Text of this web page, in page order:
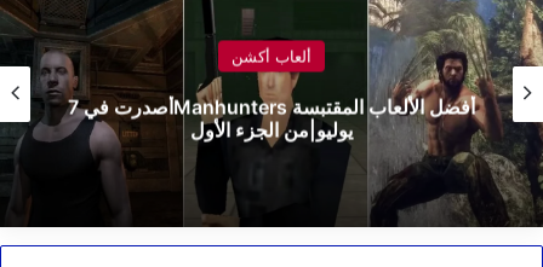
أفضل الألعاب المقتبسة Manhuntersأصدرت في 7
ألعاب أكشن
Split Fiction| أفضل تجربة في هذه اللعبة في2025